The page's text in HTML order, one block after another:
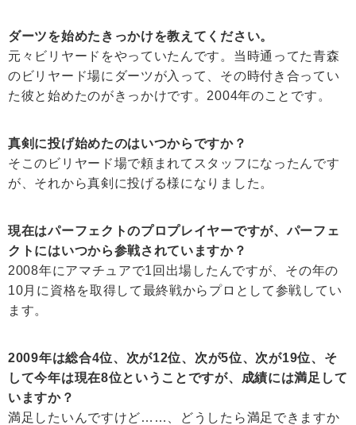
ダーツを始めたきっかけを教えてください。
元々ビリヤードをやっていたんです。当時通ってた青森
のビリヤード場にダーツが入って、その時付き合ってい
た彼と始めたのがきっかけです。2004年のことです。
真剣に投げ始めたのはいつからですか？
そこのビリヤード場で頼まれてスタッフになったんです
が、それから真剣に投げる様になりました。
現在はパーフェクトのプロプレイヤーですが、パーフェ
クトにはいつから参戦されていますか？
2008年にアマチュアで1回出場したんですが、その年の
10月に資格を取得して最終戦からプロとして参戦してい
ます。
2009年は総合4位、次が12位、次が5位、次が19位、そ
して今年は現在8位ということですが、成績には満足して
いますか？
満足したいんですけど……、どうしたら満足できますか